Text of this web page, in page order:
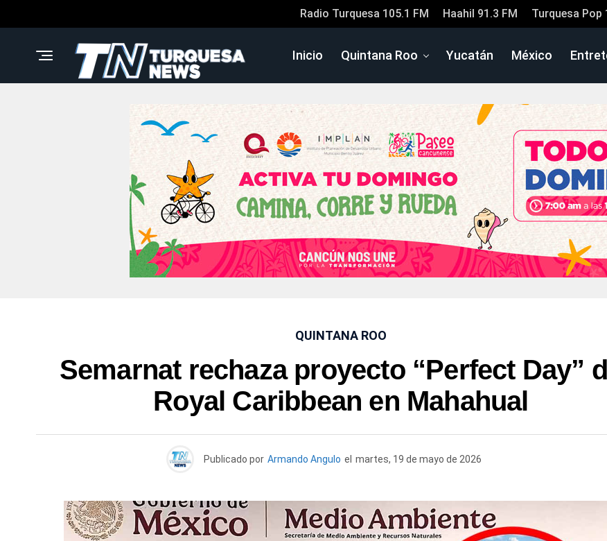
Radio Turquesa 105.1 FM Haahil 91.3 FM Turquesa Pop
Inicio Quintana Roo Yucatán México
QUINTANA ROO
Semarnat rechaza proyecto “Perfect Day”
Royal Caribbean en Mahahual
Publicado por Armando Angulo el martes, 19 de mayo de 2026